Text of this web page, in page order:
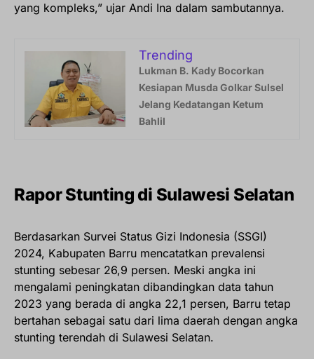
yang kompleks,” ujar Andi Ina dalam sambutannya.
Trending
Lukman B. Kady Bocorkan
Kesiapan Musda Golkar Sulsel
Jelang Kedatangan Ketum
Bahlil
Rapor Stunting di Sulawesi Selatan
Berdasarkan Survei Status Gizi Indonesia (SSGI)
2024, Kabupaten Barru mencatatkan prevalensi
stunting sebesar 26,9 persen. Meski angka ini
mengalami peningkatan dibandingkan data tahun
2023 yang berada di angka 22,1 persen, Barru tetap
bertahan sebagai satu dari lima daerah dengan angka
stunting terendah di Sulawesi Selatan.